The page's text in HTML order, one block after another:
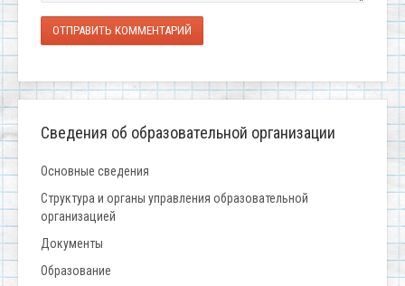
ОТПРАВИТЬ КОММЕНТАРИЙ
Сведения об образовательной организации
Основные сведения
Структура и органы управления образовательной
организацией
Документы
Образование